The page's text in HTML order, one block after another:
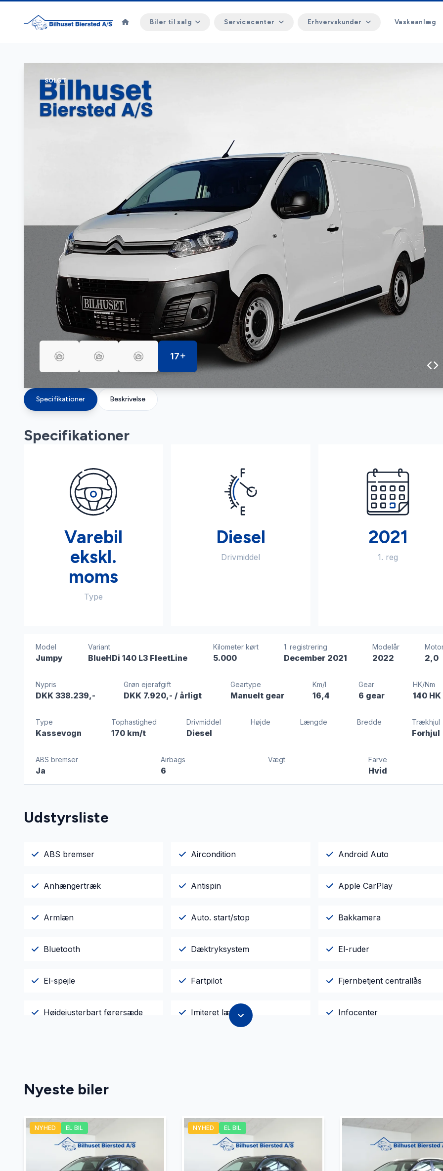
Biler til salg Servicecenter Erhvervskunder Vaskeanlæg
SOLGT
17
Specifikationer Beskrivelse
Specifikationer
Varebil
ekskl.
moms
Type
Diesel
Drivmiddel
2021
1. reg
Model
Jumpy
Variant
BlueHDi 140 L3 FleetLine
Kilometer kørt
5.000
1. registrering
December 2021
Modelår
2022 2,0
Nypris
DKK 338.239,-
Grøn ejerafgift
DKK 7.920,-/ årligt
Geartype
Manuelt gear
Km/l
16,4
Gear
6 gear
HK/Nm
140 HK
Type
Kassevogn
Tophastighed
170 km/t
Drivmiddel
Diesel
Højde Længde Bredde Trækhjul
Forhjul
ABS bremser
Ja
Airbags
6
Vægt Farve
Hvid
Udstyrsliste
ABS bremser Aircondition Android Auto
Anhængertræk Antispin Apple CarPlay
Armlæn Auto. start/stop Bakkamera
Bluetooth Dæktryksystem El-ruder
El-spejle Fartpilot Fjernbetjent centrallås
Højdejusterbart førersæde Imiteret læder Infocenter
Nyeste biler
NYHED EL BIL NYHED EL BIL